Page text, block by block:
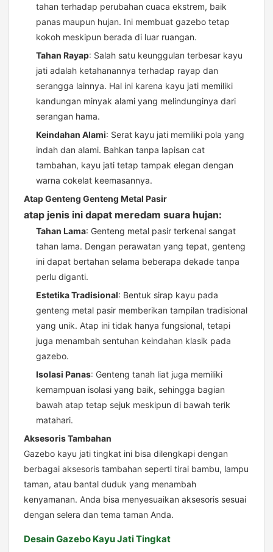
tahan terhadap perubahan cuaca ekstrem, baik
panas maupun hujan. Ini membuat gazebo tetap
kokoh meskipun berada di luar ruangan.
Tahan Rayap: Salah satu keunggulan terbesar kayu
jati adalah ketahanannya terhadap rayap dan
serangga lainnya. Hal ini karena kayu jati memiliki
kandungan minyak alami yang melindunginya dari
serangan hama.
Keindahan Alami: Serat kayu jati memiliki pola yang
indah dan alami. Bahkan tanpa lapisan cat
tambahan, kayu jati tetap tampak elegan dengan
warna cokelat keemasannya.
Atap Genteng Genteng Metal Pasir
atap jenis ini dapat meredam suara hujan:
Tahan Lama: Genteng metal pasir terkenal sangat
tahan lama. Dengan perawatan yang tepat, genteng
ini dapat bertahan selama beberapa dekade tanpa
perlu diganti.
Estetika Tradisional: Bentuk sirap kayu pada
genteng metal pasir memberikan tampilan tradisional
yang unik. Atap ini tidak hanya fungsional, tetapi
juga menambah sentuhan keindahan klasik pada
gazebo.
Isolasi Panas: Genteng tanah liat juga memiliki
kemampuan isolasi yang baik, sehingga bagian
bawah atap tetap sejuk meskipun di bawah terik
matahari.
Aksesoris Tambahan
Gazebo kayu jati tingkat ini bisa dilengkapi dengan
berbagai aksesoris tambahan seperti tirai bambu, lampu
taman, atau bantal duduk yang menambah
kenyamanan. Anda bisa menyesuaikan aksesoris sesuai
dengan selera dan tema taman Anda.
Desain Gazebo Kayu Jati Tingkat